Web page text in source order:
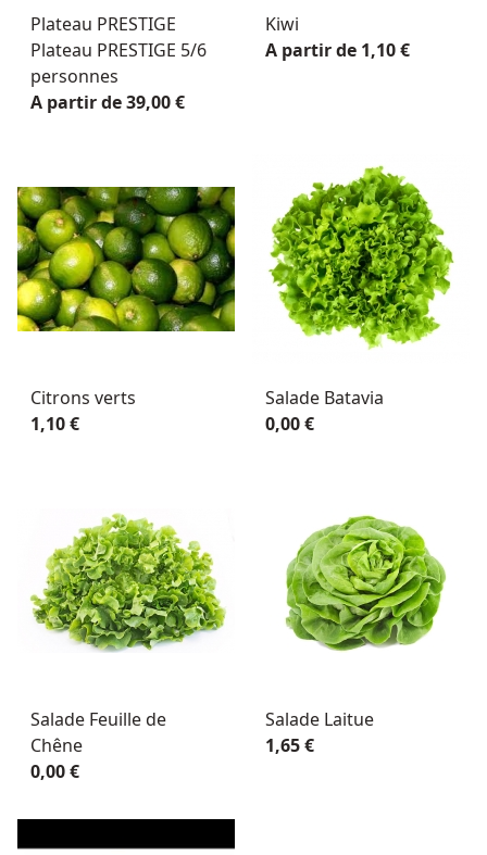
Plateau PRESTIGE
Plateau PRESTIGE 5/6
personnes
A partir de 39,00 €
Kiwi
A partir de 1,10 €
Citrons verts
1,10 €
Salade Batavia
0,00 €
Salade Feuille de
Chêne
0,00 €
Salade Laitue
1,65 €